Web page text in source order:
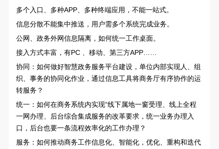
多个入口、多种APP、多种终端应用，不能一站式。
信息分散不能集中推送，用户需多个系统完成业务。
公网、政务外网信息隔离，如何统一工作桌面。
接入方式丰富，有PC 、移动、第三方APP……
协同：如何做好智慧政务服务平台建设，单位内部实现人、组
织、事务的协同化作业，通过信息工具将商务厅有序协作的运
转服务？
统一：如何在商务系统内实现“线下属地一窗受理、线上全程
一网办理、后台综合集成服务的改革要求，统一业务办理入
口，后台也要一条流程效率化的工作办理？
服务：如何推动商务工作信息化、智能化，优化、重构和迭代